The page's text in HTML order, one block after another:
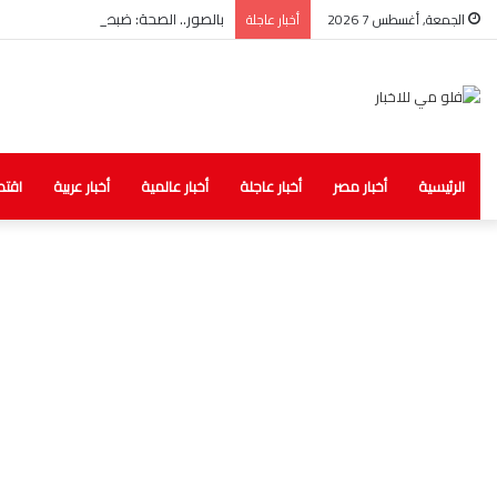
الجمعة, أغسطس 7 2026 أخبار عاجلة بالصور.. الصحة: ضبط مخزن غير مرخص
الرئيسية أخبار مصر أخبار عاجلة أخبار عالمية أخبار عربية